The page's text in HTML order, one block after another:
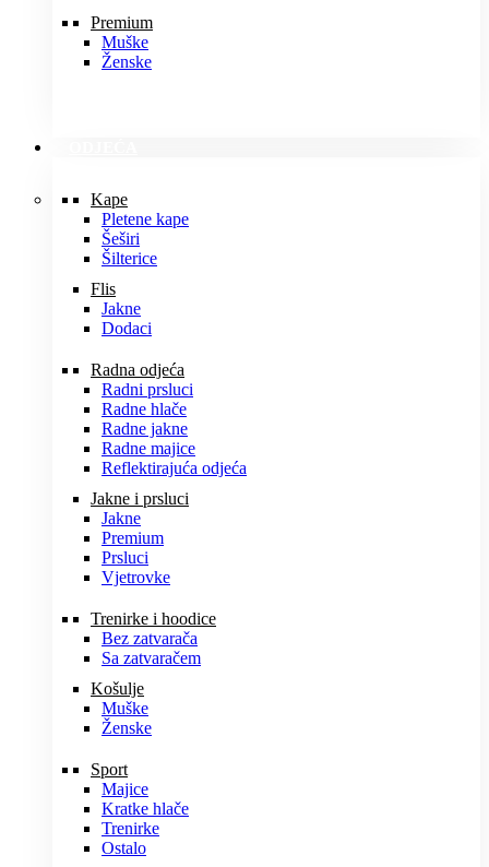
Premium
Muške
Ženske
Kape
Pletene kape
Šeširi
Šilterice
Flis
Jakne
Dodaci
Radna odjeća
Radni prsluci
Radne hlače
Radne jakne
Radne majice
Reflektirajuća odjeća
Jakne i prsluci
Jakne
Premium
Prsluci
Vjetrovke
Trenirke i hoodice
Bez zatvarača
Sa zatvaračem
Košulje
Muške
Ženske
Sport
Majice
Kratke hlače
Trenirke
Ostalo